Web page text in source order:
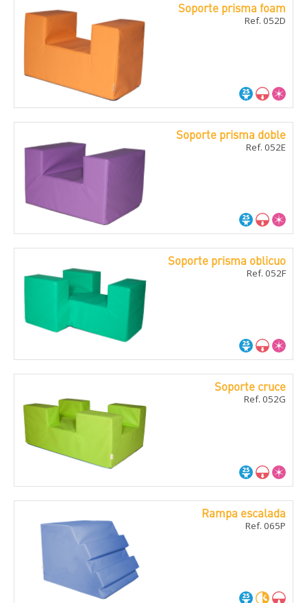
Soporte prisma foam
Ref. 052D
Soporte prisma doble
Ref. 052E
Soporte prisma oblicuo
Ref. 052F
Soporte cruce
Ref. 052G
Rampa escalada
Ref. 065P